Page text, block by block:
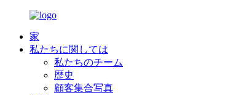
家
私たちに関しては
私たちのチーム
歴史
顧客集合写真